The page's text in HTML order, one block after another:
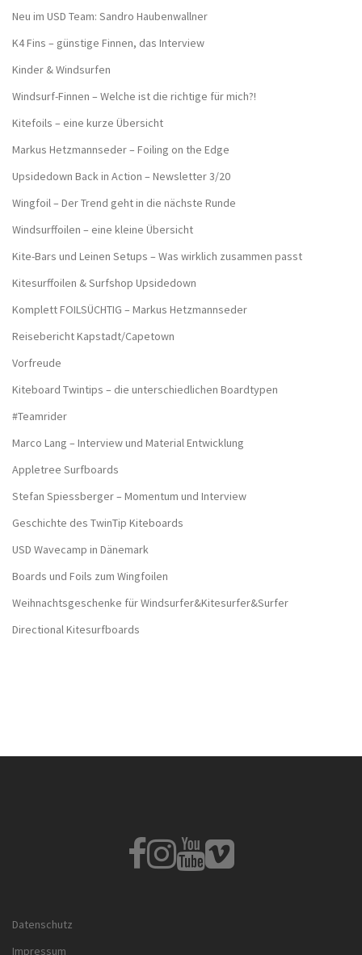
Neu im USD Team: Sandro Haubenwallner
K4 Fins – günstige Finnen, das Interview
Kinder & Windsurfen
Windsurf-Finnen – Welche ist die richtige für mich?!
Kitefoils – eine kurze Übersicht
Markus Hetzmannseder – Foiling on the Edge
Upsidedown Back in Action – Newsletter 3/20
Wingfoil – Der Trend geht in die nächste Runde
Windsurffoilen – eine kleine Übersicht
Kite-Bars und Leinen Setups – Was wirklich zusammen passt
Kitesurffoilen & Surfshop Upsidedown
Komplett FOILSÜCHTIG – Markus Hetzmannseder
Reisebericht Kapstadt/Capetown
Vorfreude
Kiteboard Twintips – die unterschiedlichen Boardtypen
#Teamrider
Marco Lang – Interview und Material Entwicklung
Appletree Surfboards
Stefan Spiessberger – Momentum und Interview
Geschichte des TwinTip Kiteboards
USD Wavecamp in Dänemark
Boards und Foils zum Wingfoilen
Weihnachtsgeschenke für Windsurfer&Kitesurfer&Surfer
Directional Kitesurfboards
Fb Instagram
YoutubeVimeo
Datenschutz
Impressum